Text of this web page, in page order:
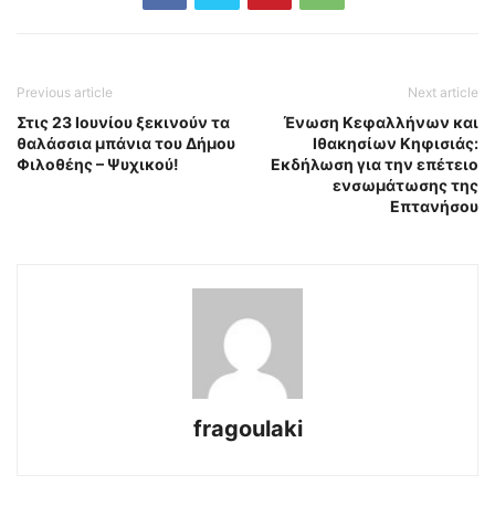
Previous article
Στις 23 Ιουνίου ξεκινούν τα
θαλάσσια μπάνια του Δήμου
Φιλοθέης – Ψυχικού!
Next article
Ένωση Κεφαλλήνων και
Ιθακησίων Κηφισιάς:
Εκδήλωση για την επέτειο
ενσωμάτωσης της
Επτανήσου
fragoulaki